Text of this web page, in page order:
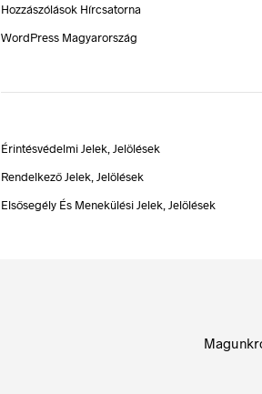
Hozzászólások Hírcsatorna
WordPress Magyarország
Érintésvédelmi Jelek, Jelölések
Rendelkező Jelek, Jelölések
Elsősegély És Menekülési Jelek, Jelölések